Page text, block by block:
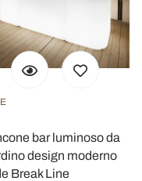
bar luminoso da
design moderno
Break Line